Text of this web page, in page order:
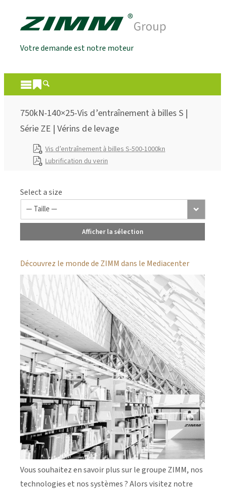
Votre demande est notre moteur
750kN-140×25-Vis d’entraînement à billes S |
Série ZE | Vérins de levage
Vis d’entraînement à billes S-500-1000kn
Lubrification du verin
Select a size
Afficher la sélection
Découvrez le monde de ZIMM dans le Mediacenter
Vous souhaitez en savoir plus sur le groupe ZIMM, nos
technologies et nos systèmes ? Alors visitez notre